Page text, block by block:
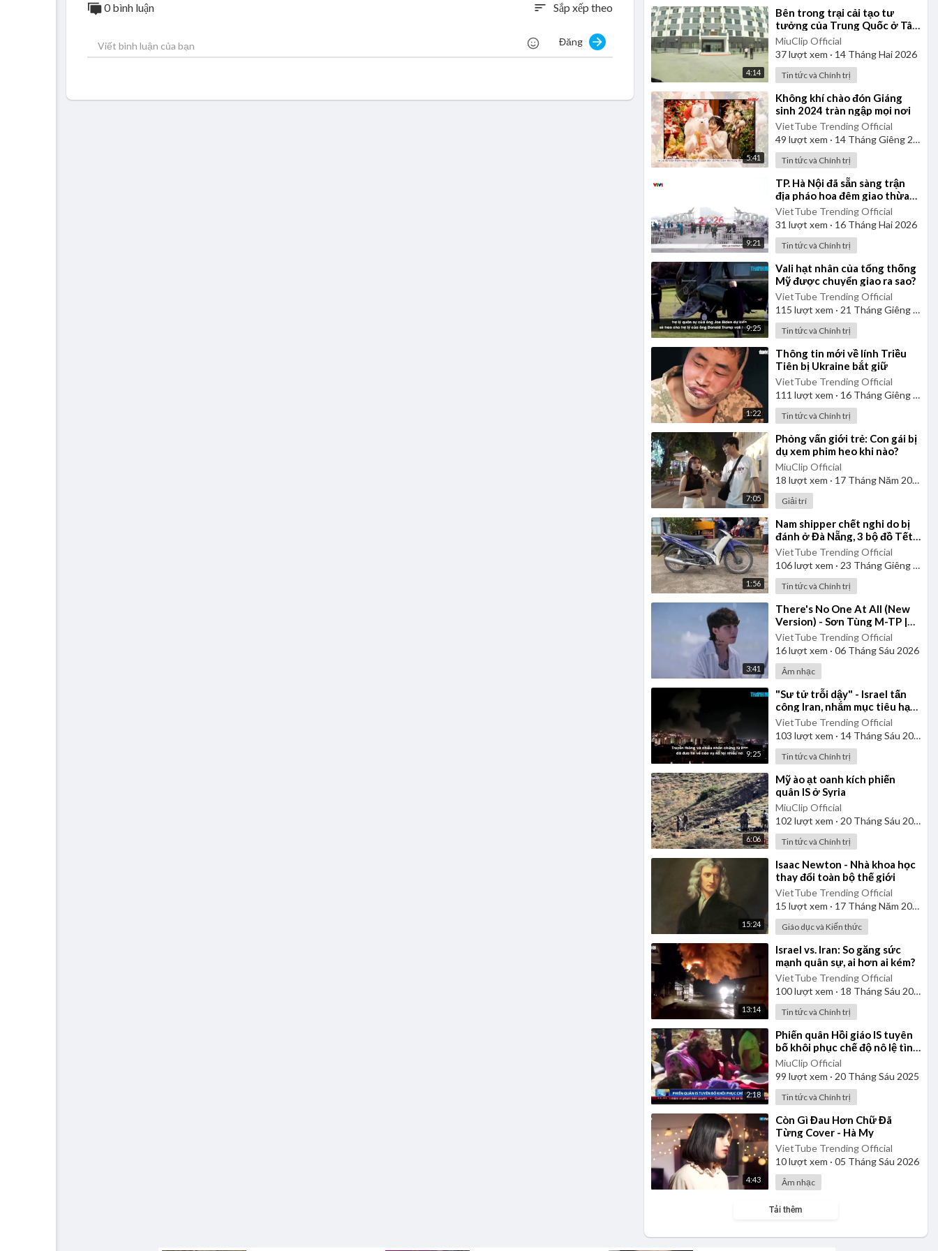
4:14
⁣Bên trong trại cải tạo tư
tưởng của Trung Quốc ở Tân
Cương
MiuClip Official
37lượt xem · 14 Tháng Hai 2026
Tin tức và Chính trị
5:41
⁣Không khí chào đón Giáng
sinh 2024 tràn ngập mọi nơi
VietTube Trending Official
49 lượt xem · 14 Tháng Giêng 2025
Tin tức và Chính trị
9:21
⁣TP. Hà Nội đã sẵn sàng trận
địa pháo hoa đêm giao thừa
Tết Bính Ngọ 2026
VietTube Trending Official
31 lượt xem · 16 Tháng Hai 2026
Tin tức và Chính trị
9:25
⁣Vali hạt nhân của tổng thống
Mỹ được chuyển giao ra sao?
VietTube Trending Official
115 lượt xem · 21 Tháng Giêng 2025
Tin tức và Chính trị
1:22
⁣Thông tin mới về lính Triều
Tiên bị Ukraine bắt giữ
VietTube Trending Official
111 lượt xem · 16 Tháng Giêng 2025
Tin tức và Chính trị
7:05
⁣Phỏng vấn giới trẻ: Con gái bị
dụ xem phim heo khi nào?
MiuClip Official
18 lượt xem · 17 Tháng Năm 2026
Giải trí
1:56
⁣Nam shipper chết nghi do bị
đánh ở Đà Nẵng, 3 bộ đồ Tết
còn chưa kịp mặc
VietTube Trending Official
106lượt xem · 23 Tháng Giêng 2025
Tin tức và Chính trị
3:41
⁣There's No One At All (New
Version) - Sơn Tùng M-TP |
Official Music Video
VietTube Trending Official
16lượt xem · 06 Tháng Sáu 2026
Âm nhạc
9:25
⁣"Sư tử trỗi dậy" - Israel tấn
công Iran, nhắm mục tiêu hạt
nhân, tên lửa, chỉ huy
VietTube Trending Official
103 lượt xem · 14 Tháng Sáu 2025
Tin tức và Chính trị
6:06
⁣Mỹ ào ạt oanh kích phiến
quân IS ở Syria
MiuClip Official
102 lượt xem · 20 Tháng Sáu 2025
Tin tức và Chính trị
15:24
⁣Isaac Newton - Nhà khoa học
thay đổi toàn bộ thế giới
VietTube Trending Official
15 lượt xem · 17 Tháng Năm 2026
Giáo dục và Kiến thức
13:14
⁣Israel vs. Iran: So găng sức
mạnh quân sự, ai hơn ai kém?
VietTube Trending Official
100lượt xem · 18 Tháng Sáu 2025
Tin tức và Chính trị
2:18
⁣Phiến quân Hồi giáo IS tuyên
bố khôi phục chế độ nô lệ tình
dục
MiuClip Official
99 lượt xem · 20 Tháng Sáu 2025
Tin tức và Chính trị
4:43
⁣Còn Gì Đau Hơn Chữ Đã
Từng Cover - Hà My
VietTube Trending Official
10lượt xem · 05 Tháng Sáu 2026
Âm nhạc
Tải thêm
0 bình luận sort Sắp xếp theo
Đăng